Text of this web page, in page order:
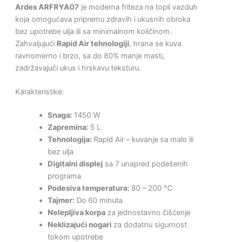
Ardes ARFRYA07 je moderna friteza na topli vazduh
koja omogućava pripremu zdravih i ukusnih obroka
bez upotrebe ulja ili sa minimalnom količinom.
Zahvaljujući Rapid Air tehnologiji, hrana se kuva
ravnomerno i brzo, sa do 80% manje masti,
zadržavajući ukus i hrskavu teksturu.
Karakteristike:
Snaga:1450 W
Zapremina:5 L
Tehnologija:Rapid Air – kuvanje sa malo ili
bez ulja
Digitalni displej sa 7 unapred podešenih
programa
Podesiva temperatura:80 – 200 °C
Tajmer:Do 60 minuta
Nelepljiva korpaza jednostavno čišćenje
Neklizajući nogari za dodatnu sigurnost
tokom upotrebe